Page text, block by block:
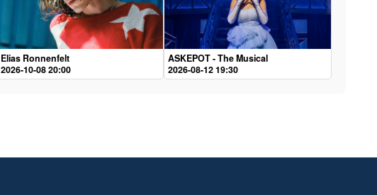
Elias Ronnenfelt
2026-10-08 20:00
ASKEPOT - The Musical
2026-08-12 19:30